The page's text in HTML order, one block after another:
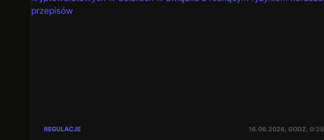
REGULACJE 16.06.2026, GODZ. 0:25